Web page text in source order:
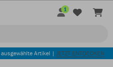
1
Artikel | JETZT ENTDECKEN